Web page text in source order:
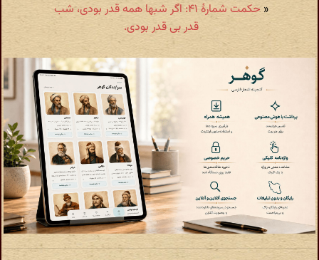
«
حکمت شمارهٔ ۴۱: اگر شبها همه قدر بودی، شب
قدر بی قدر بودی.